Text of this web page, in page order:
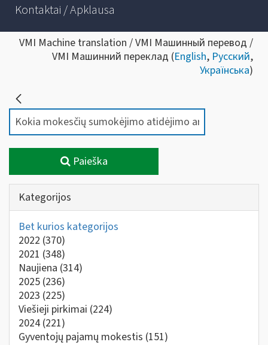
Kontaktai / Apklausa
VMI Machine translation / VMI Машинный перевод /
VMI Машинний переклад (English, Русский,
Українська)
Paieška
Kategorijos
Bet kurios kategorijos
2022 (370)
2021 (348)
Naujiena (314)
2025 (236)
2023 (225)
Viešieji pirkimai (224)
2024 (221)
Gyventojų pajamų mokestis (151)